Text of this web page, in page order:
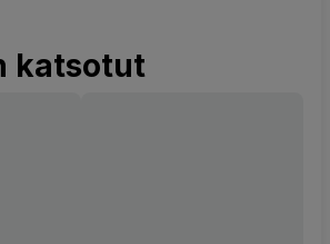
katsotut